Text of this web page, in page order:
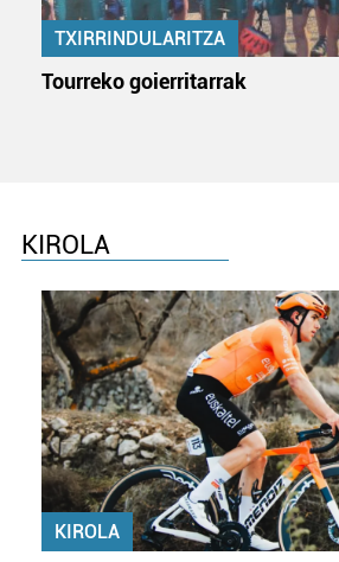
produktuak garatzeko. Zure datuak
erabiltzen dituen hauta dezakezu.
Bazkide batzuek ez dizute baimenik
Lortu zure datu pertsonalak
buruzko informazio gehiago eta
datuen atalean. Edozein unetan alda
zure baimena Cookieen
Webgune honek cookie propioak eta
fitxategiak erabiltzen ditu. Zure
zerbitzuak hobetzeko asmoz, cookie
baliatzen gara. Ohar hau onartuz
erabiltzeko baimen esplizitua
irakurri
TXIRRINDULARITZA
Tourreko goierritarrak
KIROLA
KIROLA